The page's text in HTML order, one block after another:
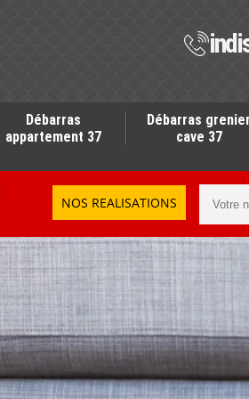
Débarras
appartement 37
Débarras grenier
cave 37
NOS REALISATIONS